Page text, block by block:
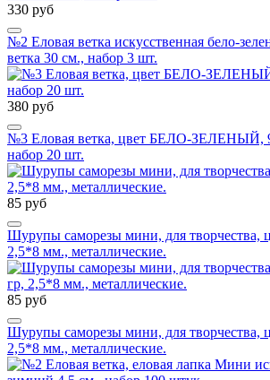
330 руб
№2 Еловая ветка искусственная бело-
ветка 30 см., набор 3 шт.
380 руб
№3 Еловая ветка, цвет БЕЛО-ЗЕЛЕНЫЙ,
набор 20 шт.
85 руб
Шурупы саморезы мини, для творчества,
2,5*8 мм., металлические.
85 руб
Шурупы саморезы мини, для творчества,
2,5*8 мм., металлические.